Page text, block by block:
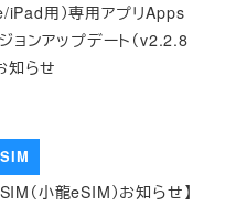
iPad用）専用アプリApps
ンアップデート（v2.2.8
知らせ
（小龍eSIM）お知らせ】